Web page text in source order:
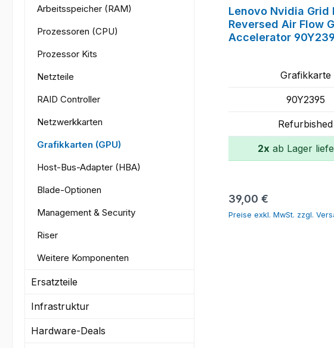
Arbeitsspeicher (RAM)
Prozessoren (CPU)
Prozessor Kits
Netzteile
RAID Controller
Netzwerkkarten
Grafikkarten (GPU)
Host-Bus-Adapter (HBA)
Blade-Optionen
Management & Security
Riser
Weitere Komponenten
Ersatzteile
Infrastruktur
Hardware-Deals
Lenovo Nvidia Grid
Reversed Air Flow
Accelerator
Grafikkarte
90Y2395
Refurbished
2x ab Lager
Regulärer Preis:
39,00 €
Preise exkl. MwSt. zzgl.